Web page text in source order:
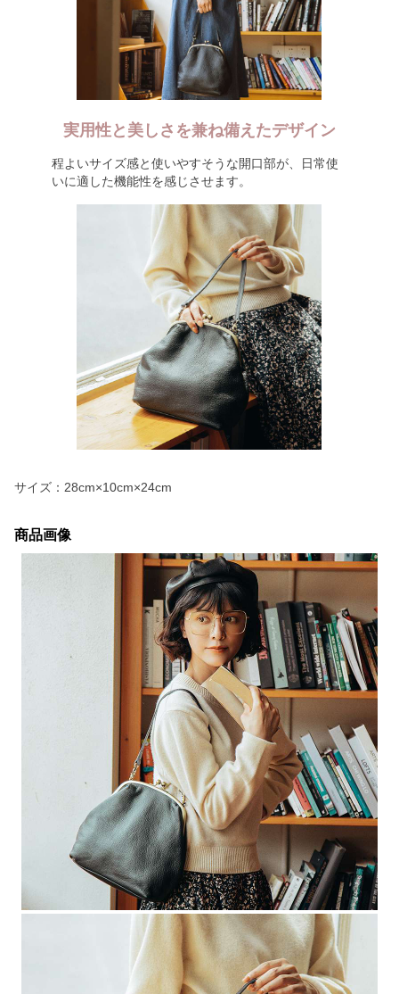
実用性と美しさを兼ね備えたデザイン
程よいサイズ感と使いやすそうな開口部が、日常使
いに適した機能性を感じさせます。
サイズ：28cm×10cm×24cm
商品画像